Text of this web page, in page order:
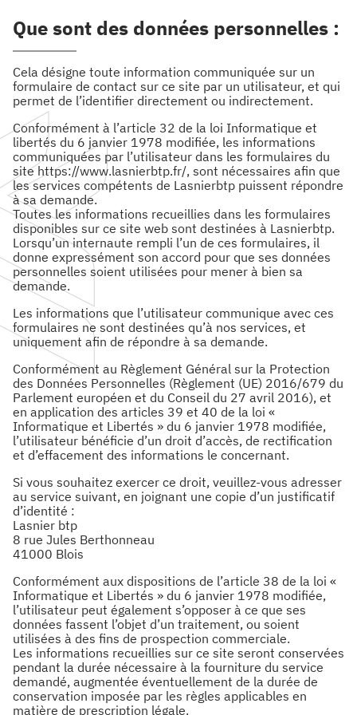
Facebook :Linkedin :
Que sont des données personnelles :
Cela désigne toute information communiquée sur un
formulaire de contact sur ce site par un utilisateur, et qui
permet de l’identifier directement ou indirectement.
Conformément à l’article 32 de la loi Informatique et
libertés du 6 janvier 1978 modifiée, les informations
communiquées par l’utilisateur dans les formulaires du
site https://www.lasnierbtp.fr/, sont nécessaires afin que
les services compétents de Lasnierbtp puissent répondre
à sa demande.
Toutes les informations recueillies dans les formulaires
disponibles sur ce site web sont destinées à Lasnierbtp.
Lorsqu’un internaute rempli l’un de ces formulaires, il
donne expressément son accord pour que ses données
personnelles soient utilisées pour mener à bien sa
demande.
Les informations que l’utilisateur communique avec ces
formulaires ne sont destinées qu’à nos services, et
uniquement afin de répondre à sa demande.
Conformément au Règlement Général sur la Protection
des Données Personnelles (Règlement (UE) 2016/679 du
Parlement européen et du Conseil du 27 avril 2016), et
en application des articles 39 et 40 de la loi «
Informatique et Libertés » du 6 janvier 1978 modifiée,
l’utilisateur bénéficie d’un droit d’accès, de rectification
et d’effacement des informations le concernant.
Si vous souhaitez exercer ce droit, veuillez-vous adresser
au service suivant, en joignant une copie d’un justificatif
d’identité :
Lasnier btp
8 rue Jules Berthonneau
41000 Blois
Conformément aux dispositions de l’article 38 de la loi «
Informatique et Libertés » du 6 janvier 1978 modifiée,
l’utilisateur peut également s’opposer à ce que ses
données fassent l’objet d’un traitement, ou soient
utilisées à des fins de prospection commerciale.
Les informations recueillies sur ce site seront conservées
pendant la durée nécessaire à la fourniture du service
demandé, augmentée éventuellement de la durée de
conservation imposée par les règles applicables en
matière de prescription légale.